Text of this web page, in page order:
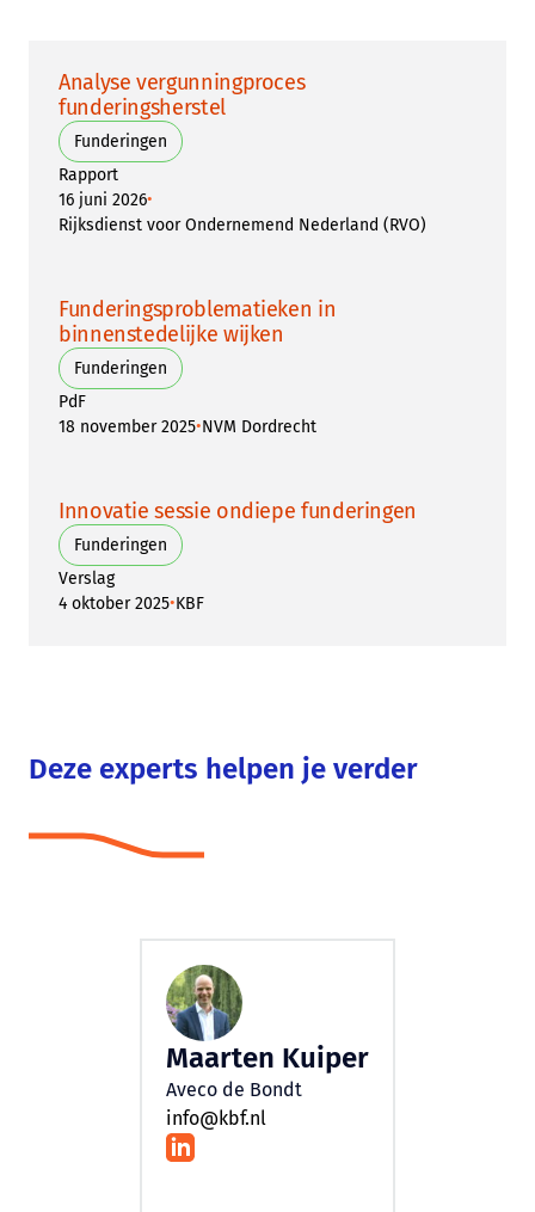
Analyse vergunningproces
funderingsherstel
Funderingen
Rapport
16 juni 2026•
Rijksdienst voor Ondernemend Nederland (RVO)
Funderingsproblematieken in
binnenstedelijke wijken
Funderingen
PdF
18 november 2025•NVM Dordrecht
Innovatie sessie ondiepe funderingen
Funderingen
Verslag
4 oktober 2025•KBF
Deze experts helpen je verder
Maarten Kuiper
Aveco de Bondt
info@kbf.nl